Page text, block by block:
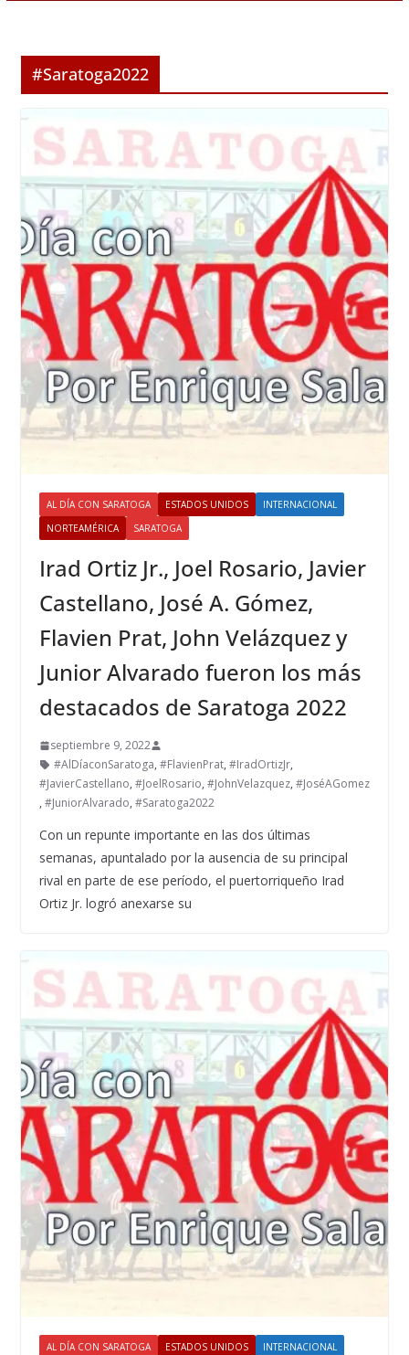
#Saratoga2022
AL DÍA CON SARATOGA ESTADOS UNIDOS
INTERNACIONAL
NORTEAMÉRICA
SARATOGA
Irad Ortiz Jr., Joel Rosario, Javier
Castellano, José A. Gómez,
Flavien Prat, John Velázquez y
Junior Alvarado fueron los más
destacados de Saratoga 2022
septiembre 9, 2022
#AlDíaconSaratoga, #FlavienPrat, #IradOrtizJr,
#JavierCastellano, #JoelRosario, #JohnVelazquez, #JoséAGomez
, #JuniorAlvarado, #Saratoga2022
Con un repunte importante en las dos últimas
semanas, apuntalado por la ausencia de su principal
rival en parte de ese período, el puertorriqueño Irad
Ortiz Jr. logró anexarse su
AL DÍA CON SARATOGA ESTADOS UNIDOS
INTERNACIONAL